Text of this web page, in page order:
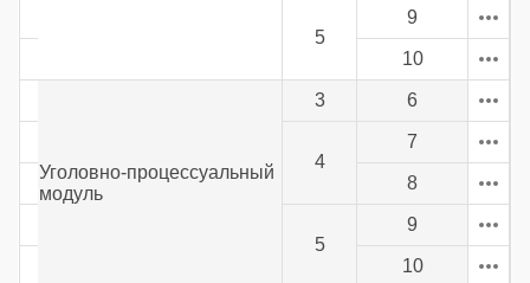
5
9
10
Уголовно-процессуальный
модуль
3 6
4
7
8
5
9
10